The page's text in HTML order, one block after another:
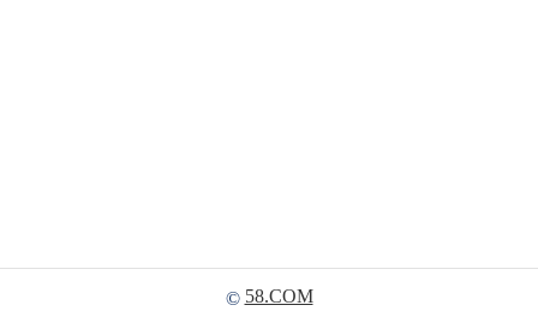
© 58.COM